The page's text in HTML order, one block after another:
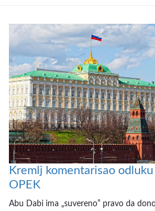
Kremlj komentarisao
OPEK
Abu Dabi ima „suvereno” pravo da